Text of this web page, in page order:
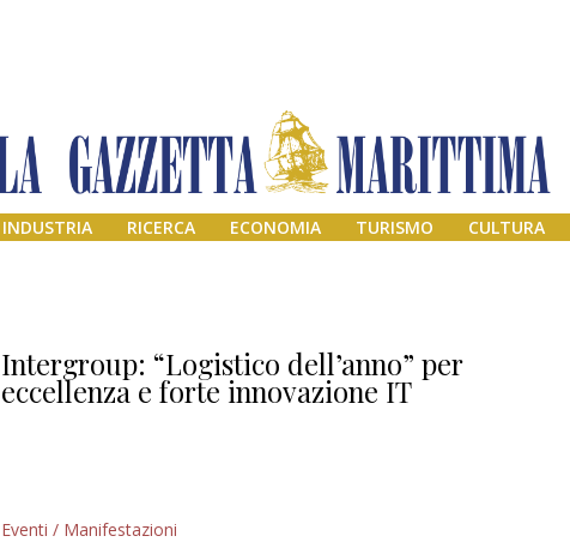
INDUSTRIA RICERCA ECONOMIA TURISMO CULTURA
Intergroup: “Logistico dell’anno” per
eccellenza e forte innovazione IT
Eventi / Manifestazioni